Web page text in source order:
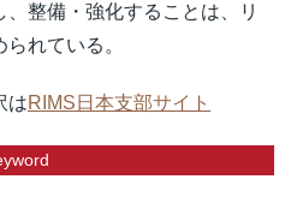
整備・強化することは、リ
れている。
はRIMS日本支部サイト